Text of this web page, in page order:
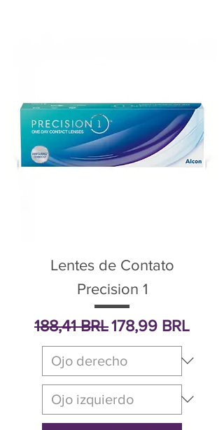
Lentes de Contato
Precision 1
Precio
188,41 BRLPrecio de oferta
178,99 BRL